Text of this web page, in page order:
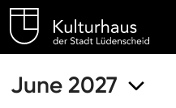
June 2027